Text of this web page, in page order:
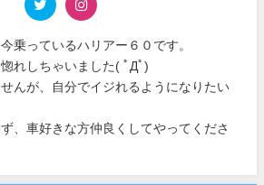
乗っているハリアー６０です。
れしちゃいました( ﾟДﾟ)
んが、自分でイジれるようになりたい
、車好きな方仲良くしてやってくださ